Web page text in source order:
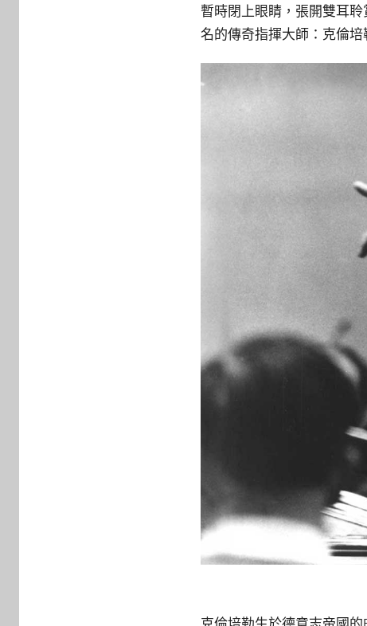
u
暫時閉上眼睛，張開雙耳
名的傳奇指揮大師：克倫